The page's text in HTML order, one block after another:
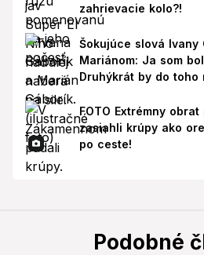
zahrievacie kolo?!
Šokujúce slová Ivany
Mariánom: Ja som
Druhýkrát by do toho
FOTO Extrémny
zasiahli krúpy ako
po ceste!
Podobné